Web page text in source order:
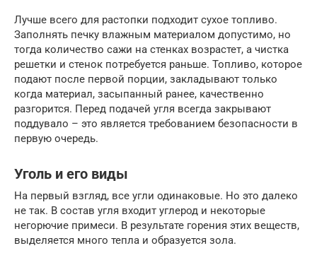
Лучше всего для растопки подходит сухое топливо.
Заполнять печку влажным материалом допустимо, но
тогда количество сажи на стенках возрастет, а чистка
решетки и стенок потребуется раньше. Топливо, которое
подают после первой порции, закладывают только
когда материал, засыпанный ранее, качественно
разгорится. Перед подачей угля всегда закрывают
поддувало – это является требованием безопасности в
первую очередь.
Уголь и его виды
На первый взгляд, все угли одинаковые. Но это далеко
не так. В состав угля входит углерод и некоторые
негорючие примеси. В результате горения этих веществ,
выделяется много тепла и образуется зола.